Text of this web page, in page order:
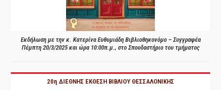
Εκδήλωση με την κ. Κατερίνα Ευθυμιάδη Βιβλιοθηκονόμο – Συγγραφέα
Πέμπτη 20/3/2025 και ώρα 10:00π.μ., στο Σπουδαστήριο του τμήματος
20η ΔΙΕΘΝΗΣ ΕΚΘΕΣΗ ΒΙΒΛΙΟΥ ΘΕΣΣΑΛΟΝΙΚΗΣ